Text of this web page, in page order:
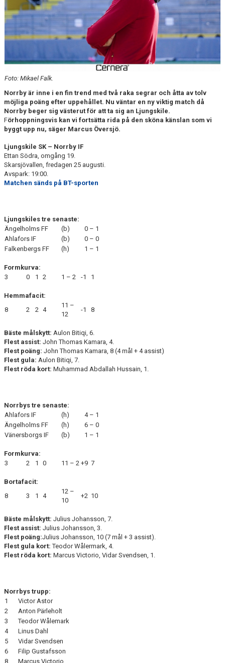
DOKUMENT
BILDARKIV
Foto: Mikael Falk.
Norrby är inne i en fin trend med två raka segrar och åtta av tolv
möjliga poäng efter uppehållet. Nu väntar en ny viktig match då
Norrby beger sig västerut för att ta sig an Ljungskile.
Förhoppningsvis kan vi fortsätta rida på den sköna känslan som vi
byggt upp nu, säger Marcus Översjö.
Ljungskile SK – Norrby IF
Ettan Södra, omgång 19.
Skarsjövallen, fredagen 25 augusti.
Avspark: 19:00.
Matchen sänds på BT-sporten
Ljungskiles tre senaste:
Ängelholms FF
(b)
0 – 1
Ahlafors IF
(b)
0 – 0
Falkenbergs FF
(h) 1 – 1
Formkurva:
3
0 1 2 1 – 2 -1 1
Hemmafacit:
8
2 2 4
11 –
12
-1 8
Bäste målskytt: Aulon Bitiqi, 6.
Flest assist: John Thomas Kamara, 4.
Flest poäng: John Thomas Kamara, 8 (4 mål + 4 assist)
Flest gula: Aulon Bitiqi, 7.
Flest röda kort: Muhammad Abdallah Hussain, 1.
Norrbys tre senaste:
Ahlafors IF
(h)
4 – 1
Ängelholms FF
(h)
6 – 0
Vänersborgs IF
(b) 1 – 1
Formkurva:
3
2 1 0 11 – 2 +9 7
Bortafacit:
8
3 1 4
12 –
10
+2 10
Bäste målskytt: Julius Johansson, 7.
Flest assist: Julius Johansson, 3.
Flest poäng:Julius Johansson, 10 (7 mål + 3 assist).
Flest gula kort:Teodor Wålermark, 4.
Flest röda kort: Marcus Victorio, Vidar Svendsen, 1.
Norrbys trupp:
1
Victor Astor
2
Anton Pärleholt
3
Teodor Wålemark
4
Linus Dahl
5
Vidar Svendsen
6
Filip Gustafsson
8
Marcus Victorio